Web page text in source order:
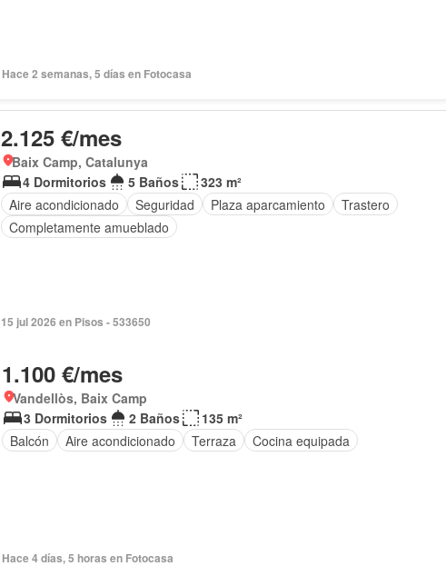
Hace 2 semanas, 5 días en Fotocasa
2.125 €/mes
Baix Camp, Catalunya
4 Dormitorios
5 Baños
323 m²
Aire acondicionado
Seguridad Plaza aparcamiento
Trastero
Completamente amueblado
15 jul 2026 en Pisos - 533650
1.100 €/mes
Vandellòs, Baix Camp
3 Dormitorios
2 Baños
135 m²
Balcón
Aire acondicionado Terraza Cocina equipada
Hace 4 días, 5 horas en Fotocasa